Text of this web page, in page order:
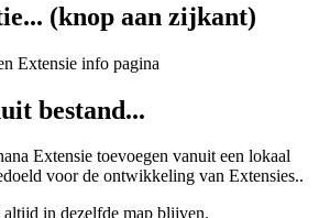
(knop aan zijkant)
Extensie info pagina
bestand...
Extensie toevoegen vanuit een lokaal
voor de ontwikkeling van Extensies..
altijd in dezelfde map blijven.